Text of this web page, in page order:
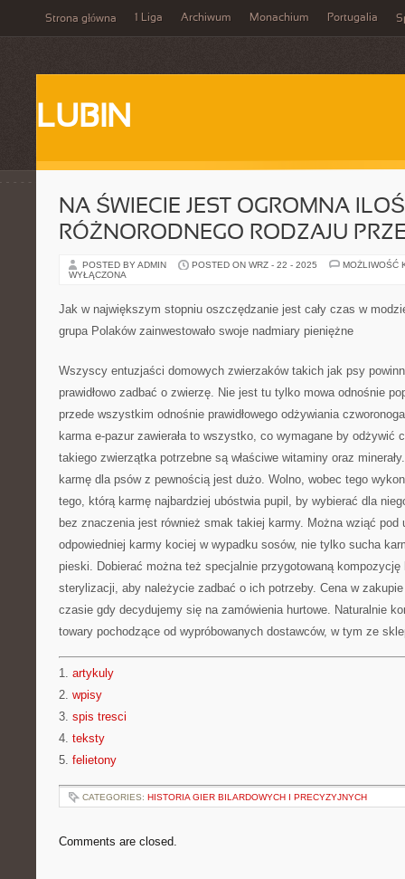
Strona główna 1 Liga Archiwum Monachium Portugalia
LUBIN
NA ŚWIECIE JEST OGROMNA
RÓŻNORODNEGO RODZAJU
POSTED BY ADMIN POSTED ON WRZ - 22 - 2025
MOŻLIWOŚĆ
WYŁĄCZONA
Jak w największym stopniu oszczędzanie jest cały czas w
grupa Polaków zainwestowało swoje nadmiary pieniężne
Wszyscy entuzjaści domowych zwierzaków takich jak psy
prawidłowo zadbać o zwierzę. Nie jest tu tylko mowa odnośnie
przede wszystkim odnośnie prawidłowego odżywiania
karma e-pazur zawierała to wszystko, co wymagane by odżywić
takiego zwierzątka potrzebne są właściwe witaminy oraz
karmę dla psów z pewnością jest dużo. Wolno, wobec tego
tego, którą karmę najbardziej ubóstwia pupil, by wybierać dla
bez znaczenia jest również smak takiej karmy. Można wziąć pod
odpowiedniej karmy kociej w wypadku sosów, nie tylko sucha
pieski. Dobierać można też specjalnie przygotowaną kompozycję
sterylizacji, aby należycie zadbać o ich potrzeby. Cena w
czasie gdy decydujemy się na zamówienia hurtowe. Naturalnie
towary pochodzące od wypróbowanych dostawców, w tym ze
1. artykuly
2. wpisy
3. spis tresci
4. teksty
5. felietony
CATEGORIES: HISTORIA GIER BILARDOWYCH I PRECYZYJNYCH
Comments are closed.